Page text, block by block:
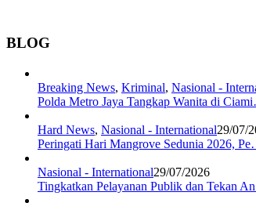
BLOG
Breaking News, Kriminal, Nasional -
Polda Metro Jaya Tangkap Wanita di
Hard News, Nasional - International29/07/
Peringati Hari Mangrove Sedunia 2026,
Nasional - International29/07/2026
Tingkatkan Pelayanan Publik dan Tekan